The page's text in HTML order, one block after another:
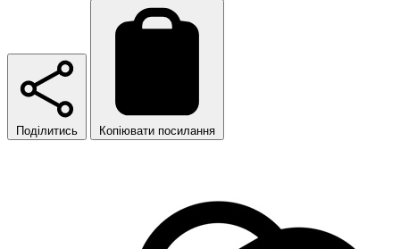
Поділитись Копіювати посилання